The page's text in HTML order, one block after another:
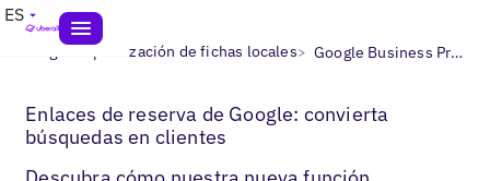
ES
Blogs> Optimización de fichas locales> Google Business Profile Bookings
Enlaces de reserva de Google: convierta
búsquedas en clientes